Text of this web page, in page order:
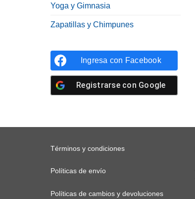
Yoga y Gimnasia
Zapatillas y Chimpunes
Ingresa con Facebook
Registrarse con Google
Términos y condiciones
Políticas de envío
Políticas de cambios y devoluciones